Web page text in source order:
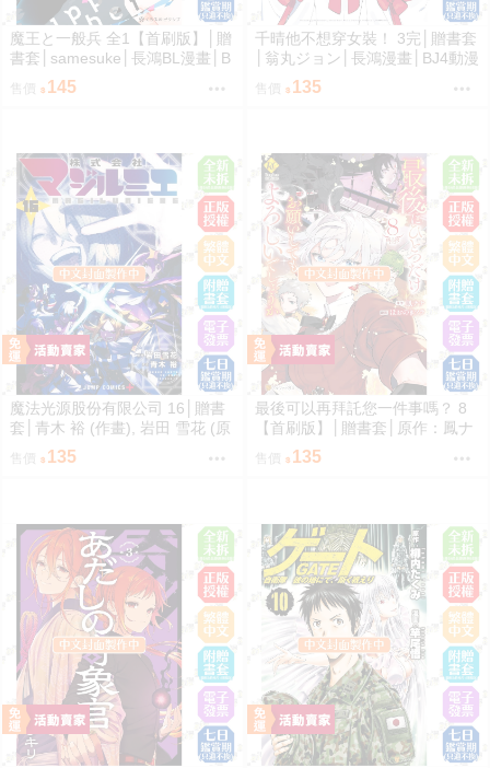
魔王と一般兵 全1【首刷版】│贈
書套│samesuke│長鴻BL漫畫│B
J4動漫145
千晴他不想穿女裝！ 3完│贈書套
│翁丸ジョン│長鴻漫畫│BJ4動漫
135
魔法光源股份有限公司 16│贈書
套│青木 裕 (作畫), 岩田 雪花 (原
作)│長鴻漫畫│BJ4動漫
售價 135
最後可以再拜託您一件事嗎？ 8
【首刷版】│贈書套│原作：鳳ナ
ナ漫畫：ほおのきソラ│長鴻漫畫
│BJ4動漫
售價 135